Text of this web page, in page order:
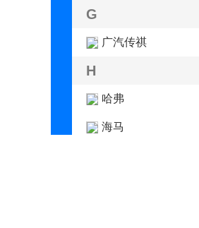
G
广汽传祺
H
哈弗
海马